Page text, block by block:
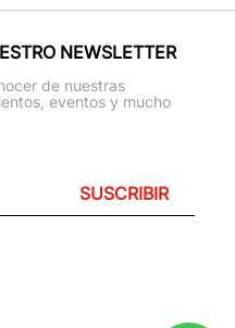
NEWSLETTER
de nuestras
eventos y mucho
SUSCRIBIR